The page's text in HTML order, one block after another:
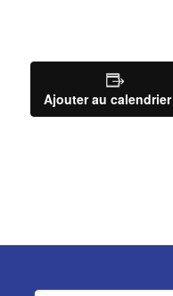
Ajouter au calendrier